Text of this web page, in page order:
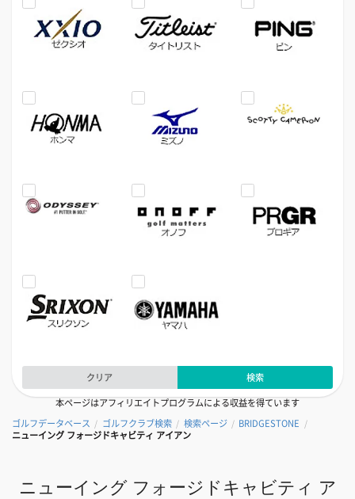
クリア
検索
本ページはアフィリエイトプログラムによる収益を得ています
ゴルフデータベース / ゴルフクラブ検索 / 検索ページ / BRIDGESTONE /
ニューイング フォージドキャビティ アイアン
ニューイング フォージドキャビティ ア